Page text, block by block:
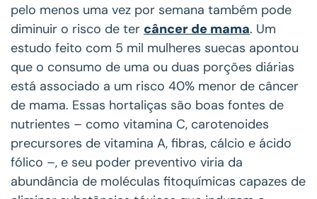
pelo menos uma vez por semana também pode
diminuir o risco de ter câncer de mama. Um
estudo feito com 5 mil mulheres suecas apontou
que o consumo de uma ou duas porções diárias
está associado a um risco 40% menor de câncer
de mama. Essas hortaliças são boas fontes de
nutrientes – como vitamina C, carotenoides
precursores de vitamina A, fibras, cálcio e ácido
fólico –, e seu poder preventivo viria da
abundância de moléculas fitoquímicas capazes de